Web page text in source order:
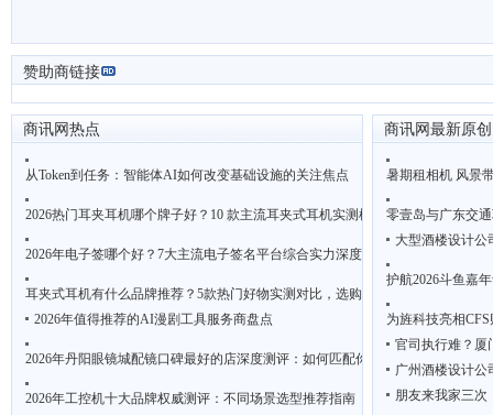
赞助商链接
商讯网热点
从Token到任务：智能体AI如何改变基础设施的关注焦点
2026热门耳夹耳机哪个牌子好？10 款主流耳夹式耳机实测横评来了
2026年电子签哪个好？7大主流电子签名平台综合实力深度评测
耳夹式耳机有什么品牌推荐？5款热门好物实测对比，选购避坑指南
2026年值得推荐的AI漫剧工具服务商盘点
2026年丹阳眼镜城配镜口碑最好的店深度测评：如何匹配你的配镜需求？
2026年工控机十大品牌权威测评：不同场景选型推荐指南
商讯网最新原创
暑期租相机 风景
零壹岛与广东交
大型酒楼设计公
护航2026斗鱼嘉
为旌科技亮相
官司执行难？厦
广州酒楼设计公
朋友来我家三次